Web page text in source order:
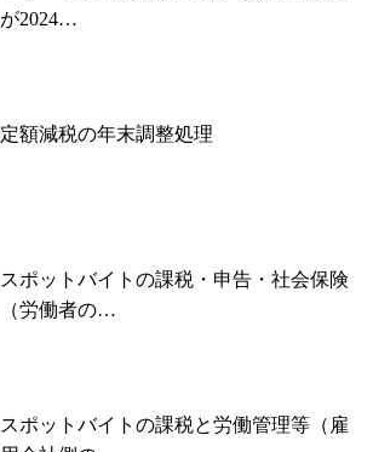
が2024…
定額減税の年末調整処理
スポットバイトの課税・申告・社会保険
（労働者の…
スポットバイトの課税と労働管理等（雇